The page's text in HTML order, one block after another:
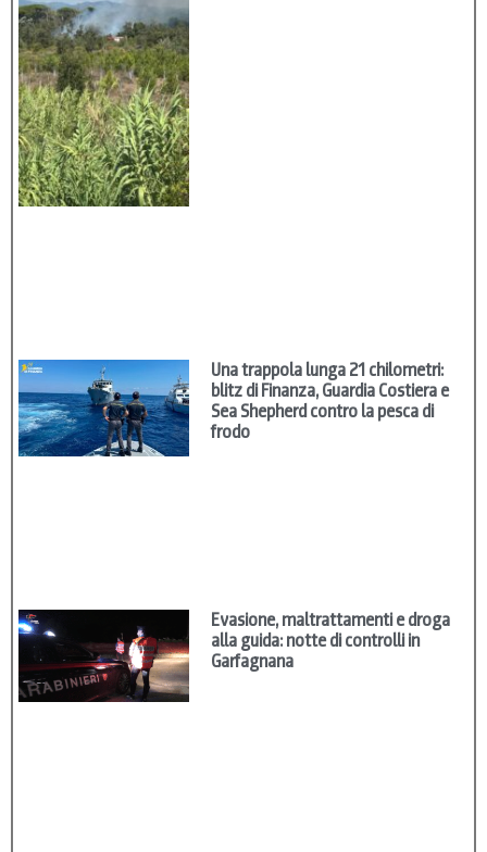
Una trappola lunga 21 chilometri:
blitz di Finanza, Guardia Costiera e
Sea Shepherd contro la pesca di
frodo
Evasione, maltrattamenti e droga
alla guida: notte di controlli in
Garfagnana